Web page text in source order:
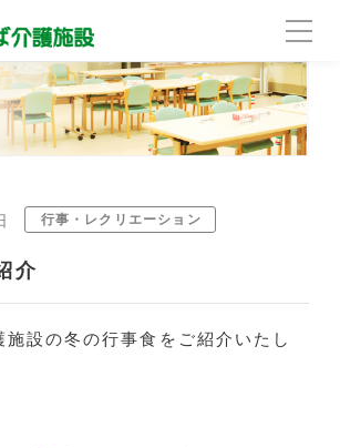
行事・レクリエーション
介
設の冬の行事食をご紹介いたし